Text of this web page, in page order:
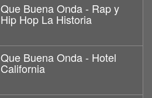
Que Buena Onda - Rap y
Hip Hop La Historia
Que Buena Onda - Hotel
California